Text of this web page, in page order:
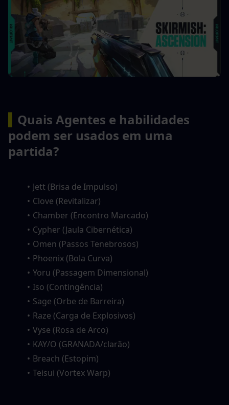
Quais Agentes e habilidades
podem ser usados em uma
partida?
Jett (Brisa de Impulso)
Clove (Revitalizar)
Chamber (Encontro Marcado)
Cypher (Jaula Cibernética)
Omen (Passos Tenebrosos)
Phoenix (Bola Curva)
Yoru (Passagem Dimensional)
Iso (Contingência)
Sage (Orbe de Barreira)
Raze (Carga de Explosivos)
Vyse (Rosa de Arco)
KAY/O (GRANADA/clarão)
Breach (Estopim)
Teisui (Vortex Warp)